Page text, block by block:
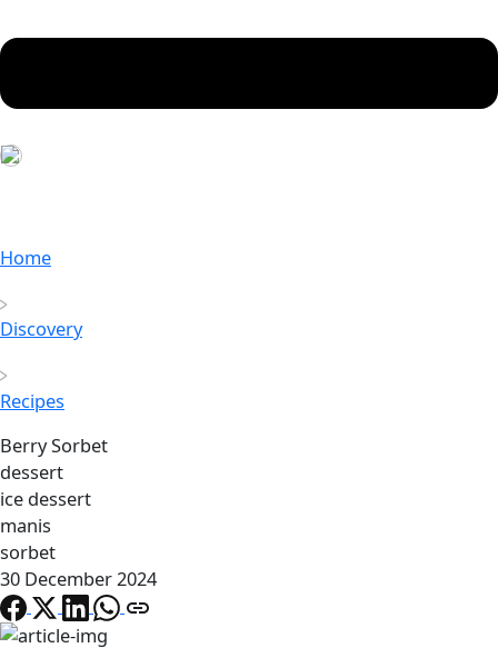
Home
Discovery
Recipes
Berry Sorbet
dessert
ice dessert
manis
sorbet
30 December 2024